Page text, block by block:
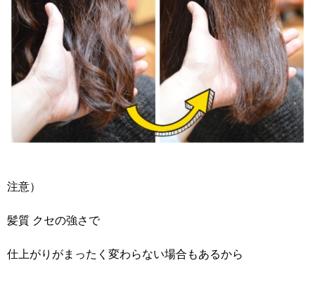
注意）
髪質 クセの強さで
仕上がりがまったく変わらない場合もあるから